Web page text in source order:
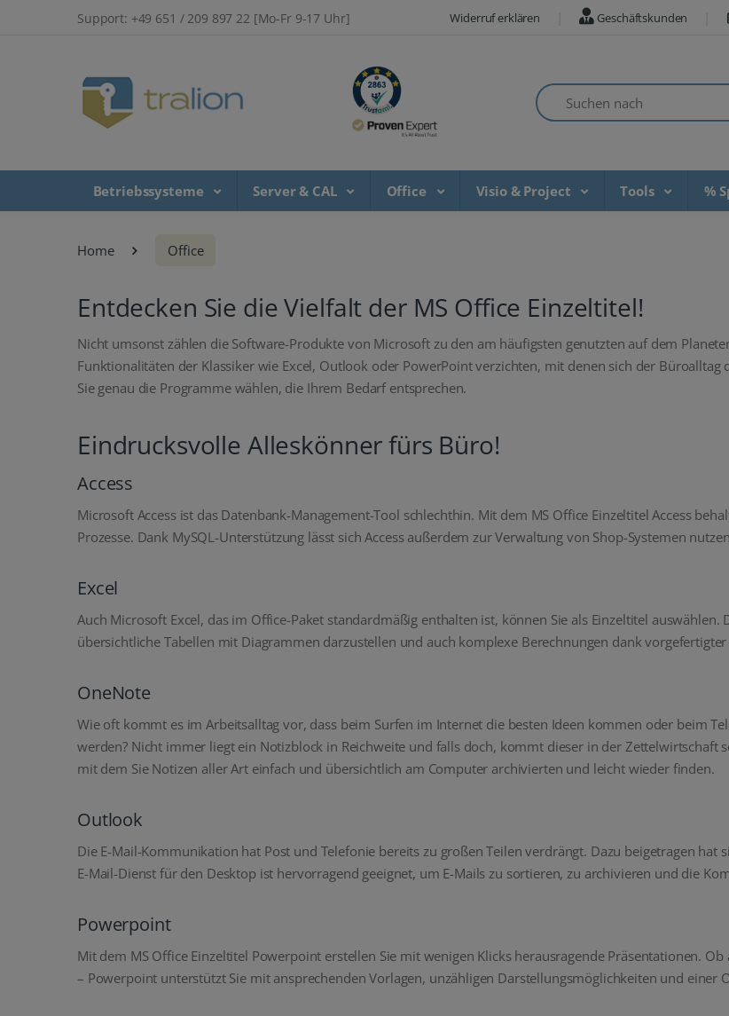
Support: +49 651 / 209 897 22 [Mo-Fr 9-17 Uhr] Widerruf erklären Geschäftskunden
Suchen nach
Betriebssysteme Server & CAL Office Visio & Project Tools %
Home Office
Entdecken Sie die Vielfalt der MS Office Einzeltitel!
Nicht umsonst zählen die Software-Produkte von Microsoft zu den am häufigsten genutzten auf dem
Funktionalitäten der Klassiker wie Excel, Outlook oder PowerPoint verzichten, mit denen sich der
Sie genau die Programme wählen, die Ihrem Bedarf entsprechen.
Eindrucksvolle Alleskönner fürs Büro!
Access
Microsoft Access ist das Datenbank-Management-Tool schlechthin. Mit dem MS Office Einzeltitel Access
Prozesse. Dank MySQL-Unterstützung lässt sich Access außerdem zur Verwaltung von Shop-Systemen
Excel
Auch Microsoft Excel, das im Office-Paket standardmäßig enthalten ist, können Sie als Einzeltitel
übersichtliche Tabellen mit Diagrammen darzustellen und auch komplexe Berechnungen dank
OneNote
Wie oft kommt es im Arbeitsalltag vor, dass beim Surfen im Internet die besten Ideen kommen oder beim
werden? Nicht immer liegt ein Notizblock in Reichweite und falls doch, kommt dieser in der Zettelwirtschaft
mit dem Sie Notizen aller Art einfach und übersichtlich am Computer archivierten und leicht wieder finden.
Outlook
Die E-Mail-Kommunikation hat Post und Telefonie bereits zu großen Teilen verdrängt. Dazu beigetragen
E-Mail-Dienst für den Desktop ist hervorragend geeignet, um E-Mails zu sortieren, zu archivieren und die
Powerpoint
Mit dem MS Office Einzeltitel Powerpoint erstellen Sie mit wenigen Klicks herausragende Präsentationen.
– Powerpoint unterstützt Sie mit ansprechenden Vorlagen, unzähligen Darstellungsmöglichkeiten und einer